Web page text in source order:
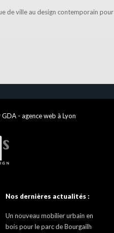
de ville au design contemporain pour
- agence web à Lyon
Nos dernières actualités :
Un nouveau mobilier urbain en
bois pour le parc de Bourgailh